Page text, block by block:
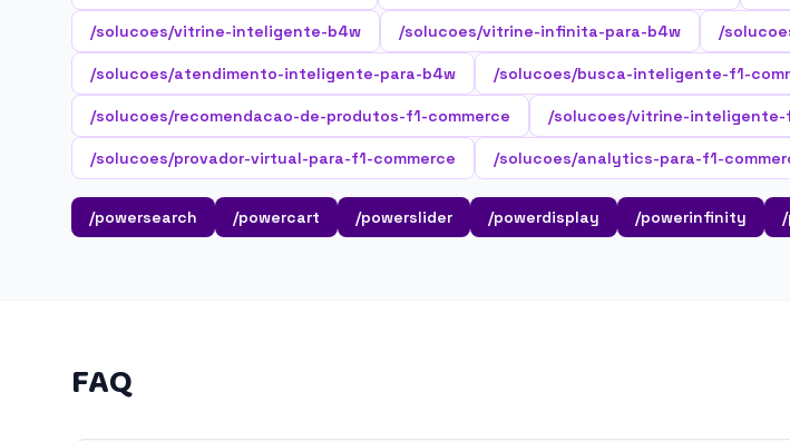
/solucoes/vitrine-inteligente-b4w /solucoes/vitrine-infinita-para-b4w /
/solucoes/atendimento-inteligente-para-b4w /solucoes/busca-inteligente-f1-
/solucoes/recomendacao-de-produtos-f1-commerce /solucoes/vitrine-inteligente-
/solucoes/provador-virtual-para-f1-commerce /solucoes/analytics-para-f1-
/powersearch /powercart /powerslider /powerdisplay /powerinfinity
FAQ